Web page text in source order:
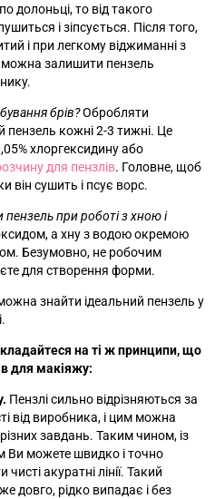
долоньці, то від такого
і зіпсується. Після того,
і при легкому віджиманні з
залишити пензель
брів?Обробляти
пензель кожні 2-3 тижні. Це
хлоргексидину або
для пензлів. Головне, щоб
він сушить і псує ворс.
при роботі з хною і
а хну з водою окремою
Безумовно, не робочим
для створення форми.
знайти ідеальний пензель у
на ті ж принципи, що
для макіяжу:
Пензлі сильно відрізняються за
від виробника, і цим можна
завдань. Таким чином, із
Ви можете швидко і точно
акуратні лінії. Такий
довго, рідко випадає і без